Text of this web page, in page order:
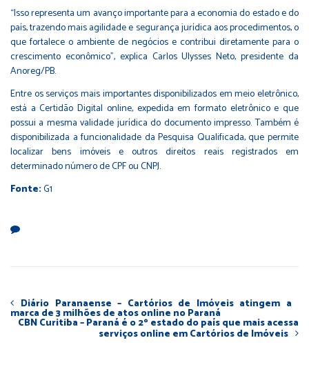
“Isso representa um avanço importante para a economia do estado e do
país, trazendo mais agilidade e segurança jurídica aos procedimentos, o
que fortalece o ambiente de negócios e contribui diretamente para o
crescimento econômico”, explica Carlos Ulysses Neto, presidente da
Anoreg/PB.
Entre os serviços mais importantes disponibilizados em meio eletrônico,
está a Certidão Digital online, expedida em formato eletrônico e que
possui a mesma validade jurídica do documento impresso. Também é
disponibilizada a funcionalidade da Pesquisa Qualificada, que permite
localizar bens imóveis e outros direitos reais registrados em
determinado número de CPF ou CNPJ.
Fonte:G1
Diário Paranaense – Cartórios de Imóveis atingem a
marca de 3 milhões de atos online no Paraná
CBN Curitiba – Paraná é o 2º estado do país que mais acessa
serviços online em Cartórios de Imóveis